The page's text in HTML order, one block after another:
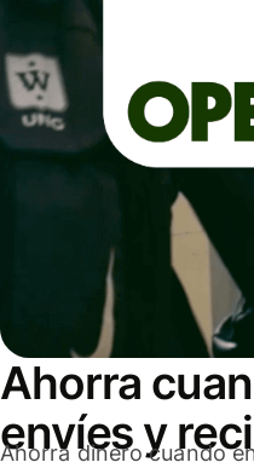
Ahorra
envíes y
Ahorra dinero cuando